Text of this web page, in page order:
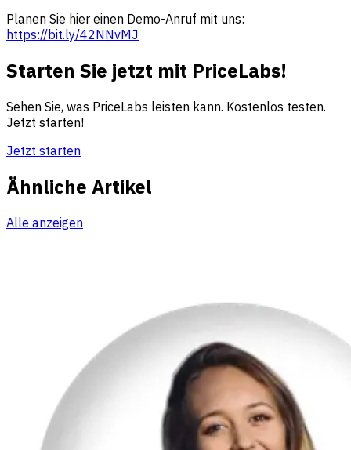
Planen Sie hier einen Demo-Anruf mit uns:
https://bit.ly/42NNvMJ
Starten Sie jetzt mit PriceLabs!
Sehen Sie, was PriceLabs leisten kann. Kostenlos testen.
Jetzt starten!
Jetzt starten
Ähnliche Artikel
Alle anzeigen